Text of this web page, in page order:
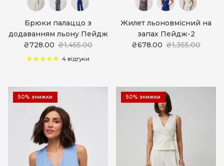
Брюки палаццо з
додаванням льону Пейдж
₴728.00 ₴1,455.00
4 відгуки
Жилет льоновмісний на
запах Пейдж-2
₴678.00 ₴1,355.00
50% знижки 50% знижки